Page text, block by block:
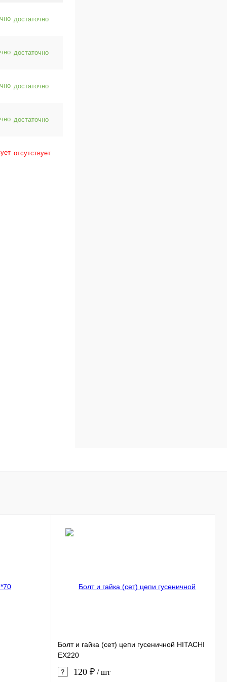
достаточно
достаточно
достаточно
достаточно
отсутствует
Болт и гайка (сет) цепи гусеничной HITACHI
EX220
120 ₽ / шт